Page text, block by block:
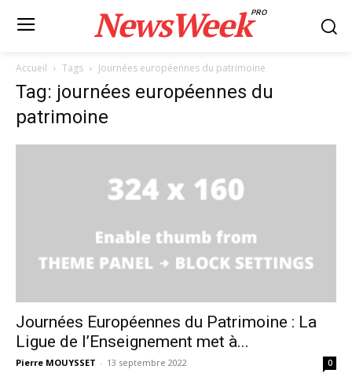
NewsWeekPRO
Accueil Tags Journées européennes du patrimoine
Tag: journées européennes du
patrimoine
Journées Européennes du Patrimoine : La
Ligue de l’Enseignement met à...
Pierre MOUYSSET - 13 septembre 2022 0